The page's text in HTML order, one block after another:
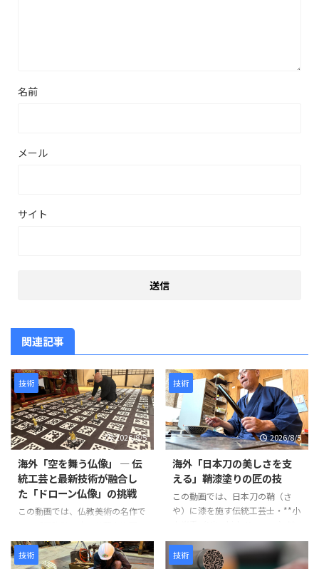
名前
メール
サイト
関連記事
技術
2026/8/5
海外「空を舞う仏像」 ― 伝
統工芸と最新技術が融合し
た「ドローン仏像」の挑戦
この動画では、仏教美術の名作で
を現代のテクノロジーで再現す
る、革新的なプロジェクトが紹介
技術
2026/8/5
海外「日本刀の美しさを支
える」鞘漆塗りの匠の技
この動画では、日本刀の鞘（さ
や）に漆を施す伝統工芸士・**小
氏の仕事が紹介されています。日
本刀の鞘は単なる収納具ではな
技術 技術